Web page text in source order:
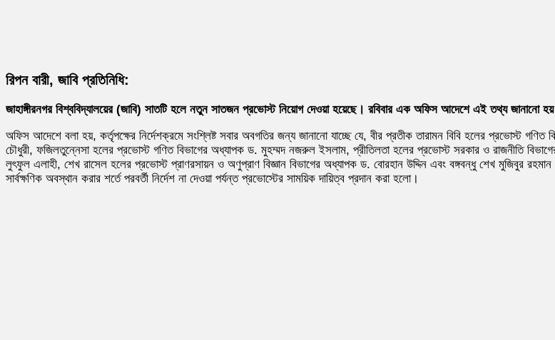
রিপন বারী, জাবি প্রতিনিধি:
জাহাঙ্গীরনগর বিশ্ববিদ্যালয়ের (জাবি) সাতটি হলে নতুন সাতজন প্রভোস্ট নিয়োগ দেওয়া হয়েছে। রবিবার এক অফিস আদেশে এই তথ্য জানানো
অফিস আদেশে বলা হয়, কর্তৃপক্ষের নির্দেশক্রমে সংশ্লিষ্ট সবার অবগতির জন্য জানানো যাচ্ছে যে, বীর প্রতীক তারামন বিবি হলের প্রভোস্ট
চৌধুরী, ফজিলতুন্নেসা হলের প্রভোস্ট গণিত বিভাগের অধ্যাপক ড. মুহম্মদ নজরুল ইসলাম, প্রীতিলতা হলের প্রভোস্ট সরকার ও রাজনীতি
লুৎফুল এলাহী, শেখ রাসেল হলের প্রভোস্ট প্রাণরসায়ন ও অণুপ্রাণ বিজ্ঞান বিভাগের অধ্যাপক ড. বোরহান উদ্দিন এবং বঙ্গবন্ধু শেখ মুজিবুর
সার্বক্ষণিক অবস্থান করার শর্তে পরবর্তী নির্দেশ না দেওয়া পর্যন্ত প্রভোস্টের সাময়িক দায়িত্ব প্রদান করা হলো।